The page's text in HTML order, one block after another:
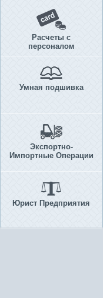
Расчеты с
персоналом
Умная подшивка
Экспортно-
Импортные Операции
Юрист Предприятия